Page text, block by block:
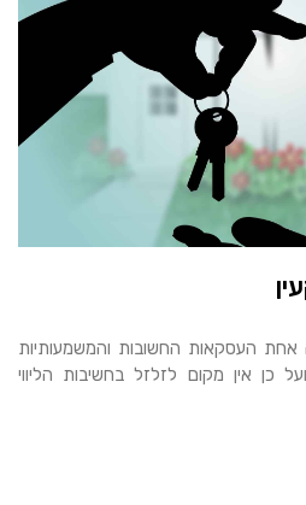
אחת העסקאות החשובות והמשמעותיות
כן אין מקום לזלזל בחשיבות הליווי